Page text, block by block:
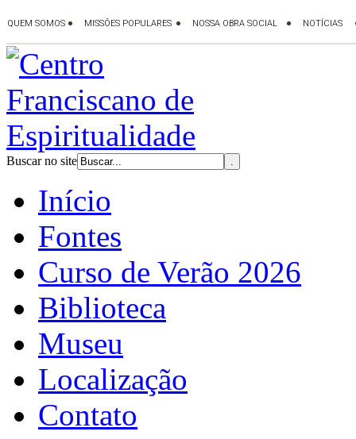
Buscar no site
Início
Fontes
Curso de Verão 2026
Biblioteca
Museu
Localização
Contato